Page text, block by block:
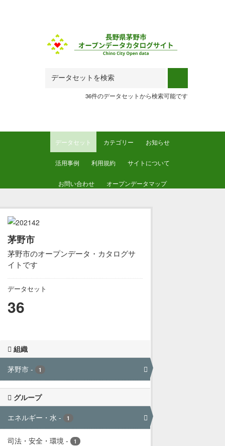
36件のデータセットから検索可能です
データセット カテゴリー お知らせ
活用事例 利用規約 サイトについて
お問い合わせ オープンデータマップ
茅野市
茅野市のオープンデータ・カタログサ
イトです
データセット
36
組織
茅野市 - 1
グループ
エネルギー・水 - 1
司法・安全・環境 - 1